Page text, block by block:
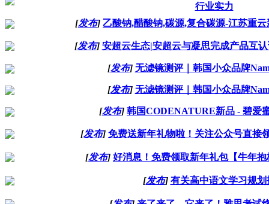
行业实力
[发布] 乙酸钠,醋酸钠,碳源,复合碳源-江苏重
[发布] 安超云生态|安超云与凝思完成产品互
[发布] 无滤镜测评｜韩国小众品牌
[发布] 无滤镜测评｜韩国小众品牌
[发布] 韩国CODENATURE新品 - 碧爱
[发布] 免费送新年礼物啦！关注公众号直接
[发布] 好消息！免费领取新年礼包【牛年抱
[发布] 有关高中语文学习规划